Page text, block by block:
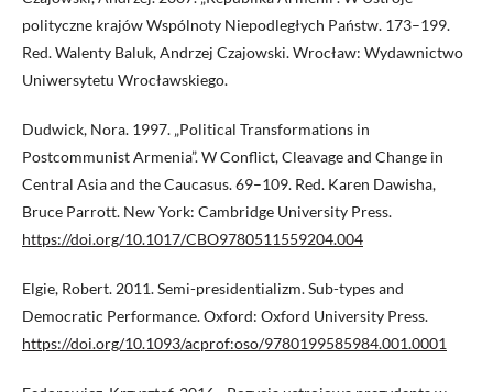
polityczne krajów Wspólnoty Niepodległych Państw. 173–199.
Red. Walenty Baluk, Andrzej Czajowski. Wrocław: Wydawnictwo
Uniwersytetu Wrocławskiego.
Dudwick, Nora. 1997. „Political Transformations in
Postcommunist Armenia”. W Conflict, Cleavage and Change in
Central Asia and the Caucasus. 69–109. Red. Karen Dawisha,
Bruce Parrott. New York: Cambridge University Press.
https://doi.org/10.1017/CBO9780511559204.004
Elgie, Robert. 2011. Semi-presidentializm. Sub-types and
Democratic Performance. Oxford: Oxford University Press.
https://doi.org/10.1093/acprof:oso/9780199585984.001.0001